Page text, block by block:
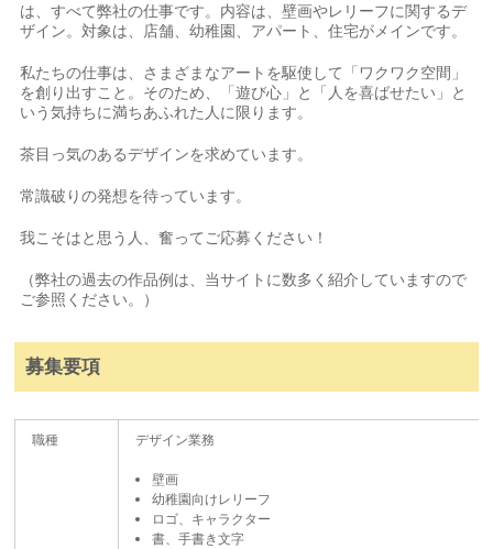
は、すべて弊社の仕事です。内容は、壁画やレリーフに関するデ
ザイン。対象は、店舗、幼稚園、アパート、住宅がメインです。
私たちの仕事は、さまざまなアートを駆使して「ワクワク空間」
を創り出すこと。そのため、「遊び心」と「人を喜ばせたい」と
いう気持ちに満ちあふれた人に限ります。
茶目っ気のあるデザインを求めています。
常識破りの発想を待っています。
我こそはと思う人、奮ってご応募ください！
（弊社の過去の作品例は、当サイトに数多く紹介していますので
ご参照ください。）
募集要項
職種 デザイン業務
壁画
幼稚園向けレリーフ
ロゴ、キャラクター
書、手書き文字